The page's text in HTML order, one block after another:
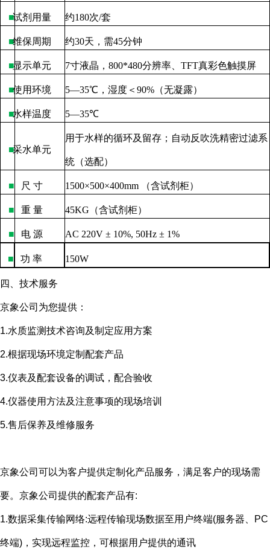
■试剂用量 约180次/套
■维保周期 约30天，需45分钟
■显示单元 7寸液晶， 800*480分辨率、 TFT真彩色触摸屏
■使用环境 5—35℃，湿度＜ 90% （无凝露）
■水样温度 5—35℃
■采水单元
用于水样的循环及留存；自动反吹洗精密过滤系
统（选配）
■ 尺 寸 1500×500×400mm （含试剂柜）
■ 重 量 45KG （含试剂柜）
■ 电 源 AC 220V ± 10%, 50Hz ± 1%
■ 功 率 150W
四、技术服务
京象公司为您提供：
1.水质监测技术咨询及制定应用方案
2.根据现场环境定制配套产品
3.仪表及配套设备的调试，配合验收
4.仪器使用方法及注意事项的现场培训
5.售后保养及维修服务
京象公司可以为客户提供定制化产品服务，满足客户的现场需
要。京象公司提供的配套产品有:
1.数据采集传输网络:远程传输现场数据至用户终端(服务器、 PC
终端) ，实现远程监控，可根据用户提供的通讯